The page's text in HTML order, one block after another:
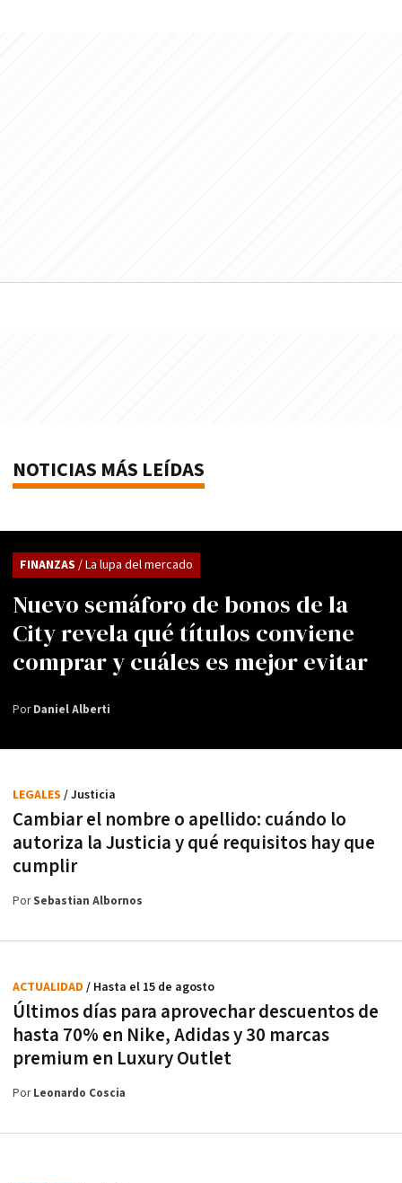
NOTICIAS MÁS LEÍDAS
Nuevo semáforo de bonos de la
City revela qué títulos conviene
comprar y cuáles es mejor evitar
FINANZAS / La lupa del mercado
PorDaniel Alberti
Cambiar el nombre o apellido: cuándo lo
autoriza la Justicia y qué requisitos hay que
cumplir
LEGALES / Justicia
PorSebastian Albornos
Últimos días para aprovechar descuentos de
hasta 70% en Nike, Adidas y 30 marcas
premium en Luxury Outlet
ACTUALIDAD / Hasta el 15 de agosto
PorLeonardo Coscia